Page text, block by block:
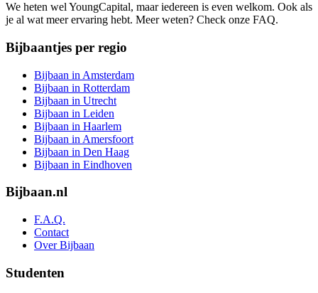
We heten wel YoungCapital, maar iedereen is even welkom. Ook als
je al wat meer ervaring hebt. Meer weten? Check onze FAQ.
Bijbaantjes per regio
Bijbaan in Amsterdam
Bijbaan in Rotterdam
Bijbaan in Utrecht
Bijbaan in Leiden
Bijbaan in Haarlem
Bijbaan in Amersfoort
Bijbaan in Den Haag
Bijbaan in Eindhoven
Bijbaan.nl
F.A.Q.
Contact
Over Bijbaan
Studenten